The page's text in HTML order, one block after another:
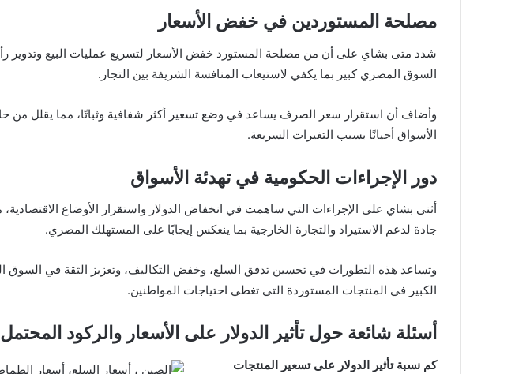
مصلحة المستوردين في خفض الأسعار
شدد متى بشاي على أن من مصلحة المستورد خفض الأسعار لتسريع عمليات البيع وتدوير
السوق المصري كبير بما يكفي لاستيعاب المنافسة الشريفة بين التجار.
وأضاف أن استقرار سعر الصرف يساعد في وضع تسعير أكثر شفافية وثباتًا، مما يقلل من
الأسواق أحيانًا بسبب التغيرات السريعة.
دور الإجراءات الحكومية في تهدئة الأسواق
أثنى بشاي على الإجراءات التي ساهمت في انخفاض الدولار واستقرار الأوضاع الاقتصادية،
جادة لدعم الاستيراد والتجارة الخارجية بما ينعكس إيجابًا على المستهلك المصري.
وتساعد هذه التطورات في تحسين تدفق السلع، وخفض التكاليف، وتعزيز الثقة في السوق
الكبير في المنتجات المستوردة التي تغطي احتياجات المواطنين.
أسئلة شائعة حول تأثير الدولار على الأسعار والركود المحتمل
كم نسبة تأثير الدولار على تسعير المنتجات